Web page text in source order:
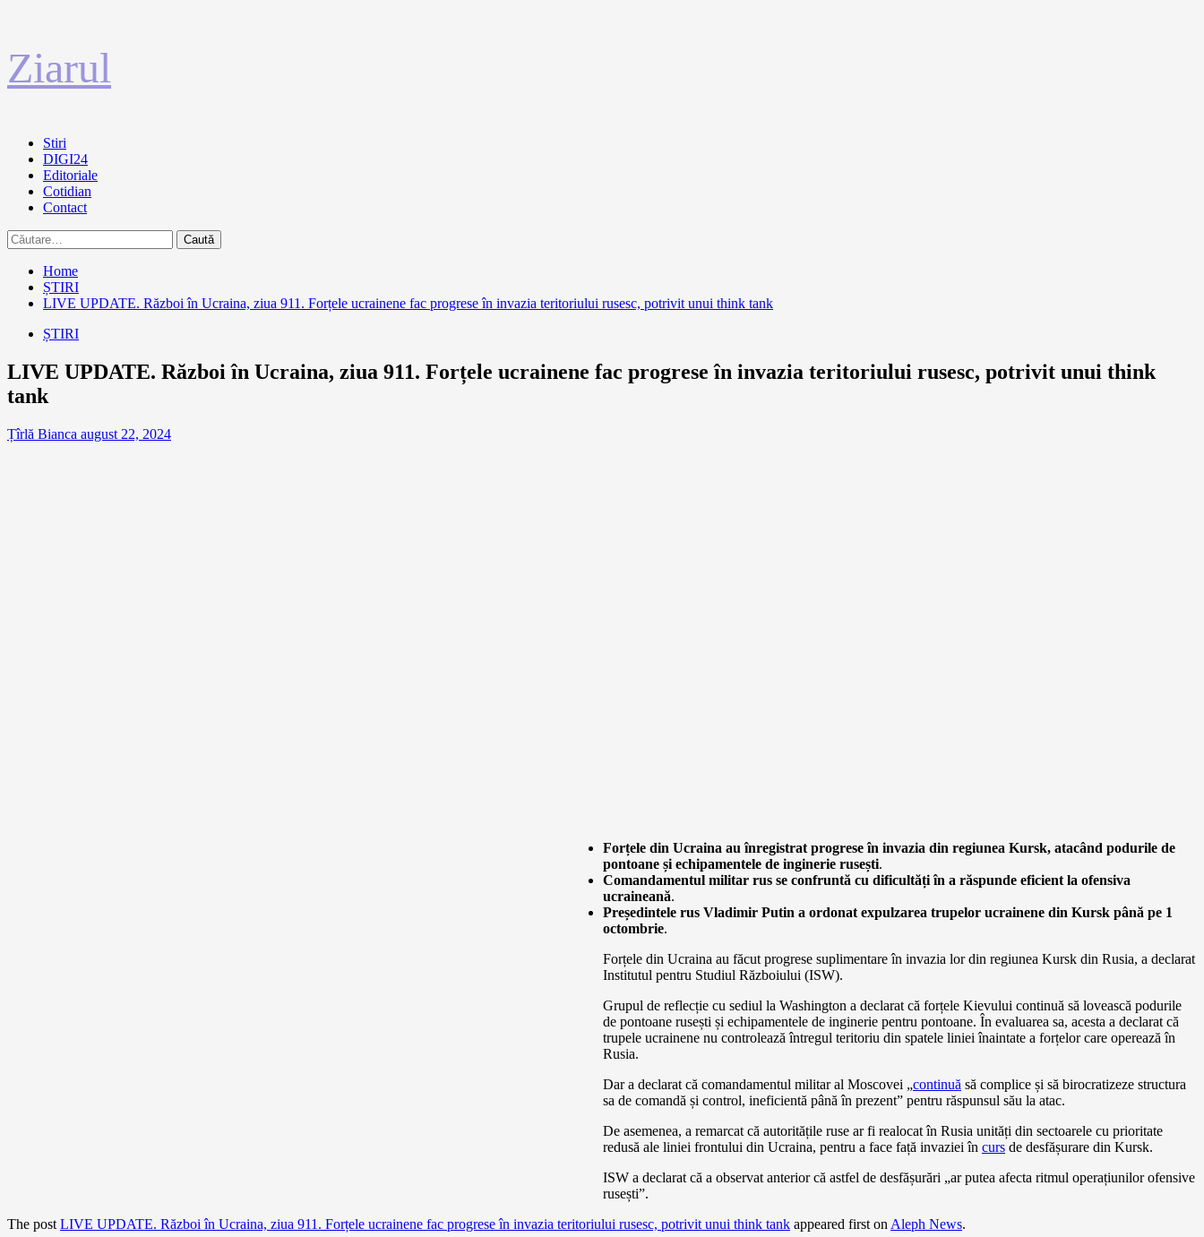
la
conținut
Ziarul
Primary
Menu
Stiri
DIGI24
Editoriale
Cotidian
Contact
Caută
după:
Home
ȘTIRI
LIVE UPDATE. Război în Ucraina, ziua 911. Forțele ucrainene fac progrese în invazia teritoriului rusesc, potrivit unui think tank
ȘTIRI
LIVE UPDATE. Război în Ucraina, ziua 911. Forțele ucrainene fac progrese în invazia teritoriului rusesc, potrivit unui think
tank
Țîrlă Bianca august 22, 2024
Forțele din Ucraina au înregistrat progrese în invazia din regiunea Kursk, atacând podurile de
pontoane și echipamentele de inginerie rusești.
Comandamentul militar rus se confruntă cu dificultăți în a răspunde eficient la ofensiva
ucraineană.
Președintele rus Vladimir Putin a ordonat expulzarea trupelor ucrainene din Kursk până pe 1
octombrie.
Forțele din Ucraina au făcut progrese suplimentare în invazia lor din regiunea Kursk din Rusia, a declarat
Institutul pentru Studiul Războiului (ISW).
Grupul de reflecție cu sediul la Washington a declarat că forțele Kievului continuă să lovească podurile
de pontoane rusești și echipamentele de inginerie pentru pontoane. În evaluarea sa, acesta a declarat că
trupele ucrainene nu controlează întregul teritoriu din spatele liniei înaintate a forțelor care operează în
Rusia.
Dar a declarat că comandamentul militar al Moscovei „continuă să complice și să birocratizeze structura
sa de comandă și control, ineficientă până în prezent” pentru răspunsul său la atac.
De asemenea, a remarcat că autoritățile ruse ar fi realocat în Rusia unități din sectoarele cu prioritate
redusă ale liniei frontului din Ucraina, pentru a face față invaziei în curs de desfășurare din Kursk.
ISW a declarat că a observat anterior că astfel de desfășurări „ar putea afecta ritmul operațiunilor ofensive
rusești”.
The post LIVE UPDATE. Război în Ucraina, ziua 911. Forțele ucrainene fac progrese în invazia teritoriului rusesc, potrivit unui think tank appeared first on Aleph News.